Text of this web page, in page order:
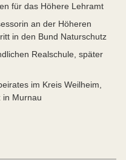
für das Höhere Lehramt
an der Höheren
in den Bund Naturschutz
Realschule, später
im Kreis Weilheim,
in Murnau